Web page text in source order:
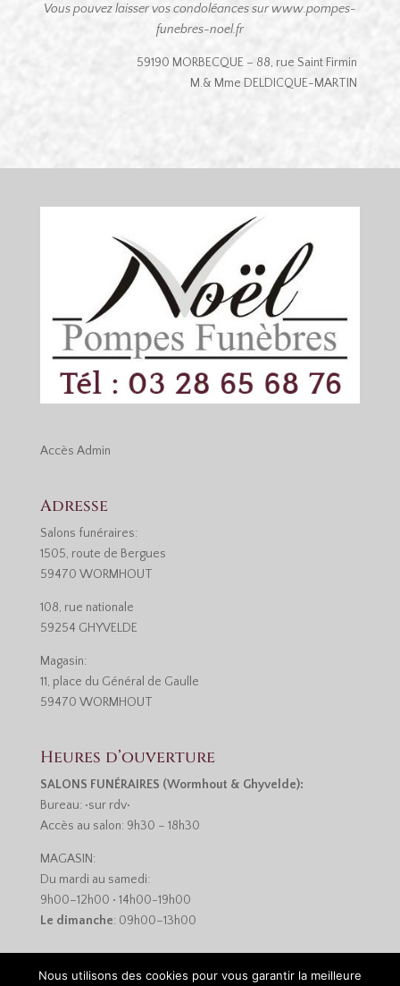
Vous pouvez laisser vos condoléances sur www.pompes-
funebres-noel.fr
59190 MORBECQUE – 88, rue Saint Firmin
M.& Mme DELDICQUE-MARTIN
Accès Admin
Adresse
Salons funéraires:
1505, route de Bergues
59470 WORMHOUT
108, rue nationale
59254 GHYVELDE
Magasin:
11, place du Général de Gaulle
59470 WORMHOUT
Heures d’ouverture
SALONS FUNÉRAIRES (Wormhout & Ghyvelde):
Bureau: •sur rdv•
Accès au salon: 9h30 – 18h30
MAGASIN:
Du mardi au samedi:
9h00–12h00 • 14h00-19h00
Le dimanche: 09h00–13h00
Nous utilisons des cookies pour vous garantir la meilleure